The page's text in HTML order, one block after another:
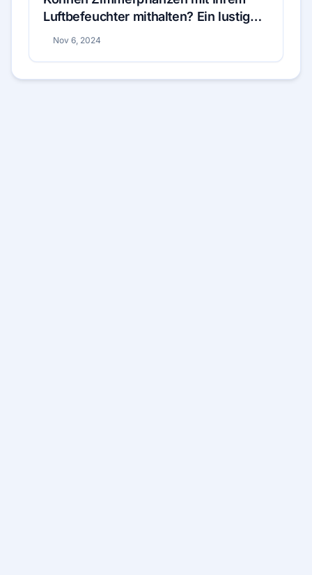
Luftbefeuchter mithalten? Ein lustiger
Vergleich!
Nov 6, 2024